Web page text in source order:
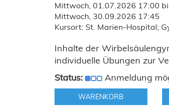
Mittwoch, 01.07.2026 17:00
Mittwoch, 30.09.2026 17:45
Kursort: St. Marien-Hospital;
Inhalte der
individuelle Übungen zur
Status:
Anmeldung
WARENKORB